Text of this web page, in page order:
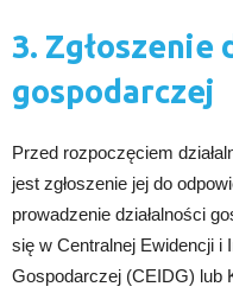
3. Zgłoszenie
gospodarczej
Przed rozpoczęciem
jest zgłoszenie jej do
prowadzenie działalności
się w Centralnej Ewidencji i
Gospodarczej (CEIDG) lub